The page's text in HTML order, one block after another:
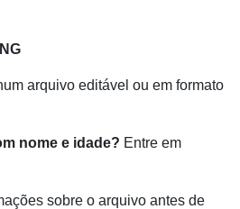
arquivo editável ou em formato
nome e idade? Entre em
sobre o arquivo antes de